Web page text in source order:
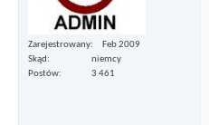
Zarejestrowany
Feb 2009
Skąd
niemcy
Postów
3 461